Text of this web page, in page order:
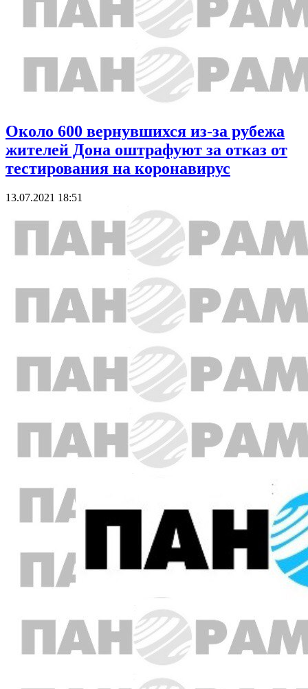
Около 600 вернувшихся из-за рубежа
жителей Дона оштрафуют за отказ от
тестирования на коронавирус
13.07.2021 18:51